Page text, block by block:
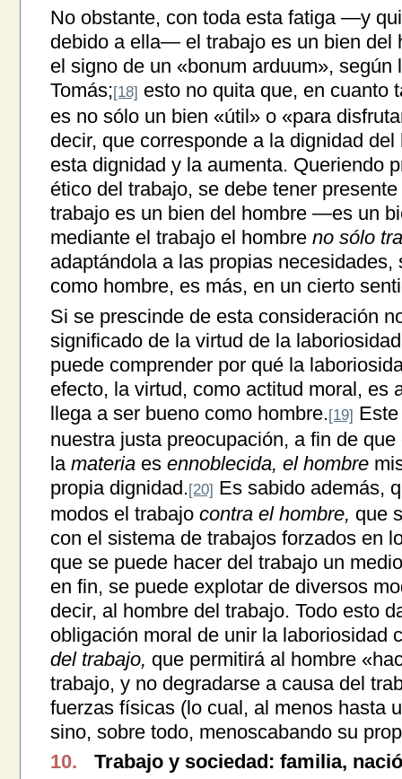
No obstante, con toda esta fatiga —y
debido a ella— el trabajo es un bien del
el signo de un «bonum arduum»,
Tomás;[18] esto no quita que, en cuanto
es no sólo un bien «útil» o «para
decir, que corresponde a la dignidad
esta dignidad y la aumenta. Queriendo
ético del trabajo, se debe tener
trabajo es un bien del hombre —es un
mediante el trabajo el hombre no sólo
adaptándola a las propias
como hombre, es más, en un cierto
Si se prescinde de esta consideración
significado de la virtud de la
puede comprender por qué la
efecto, la virtud, como actitud moral, es
llega a ser bueno como hombre.[19]
nuestra justa preocupación, a fin de
la materiaes ennoblecida, el hombre
propia dignidad.[20] Es sabido además,
modos el trabajo contra el hombre, que
con el sistema de trabajos forzados en
que se puede hacer del trabajo un
en fin, se puede explotar de diversos
decir, al hombre del trabajo. Todo esto
obligación moral de unir la laboriosidad
del trabajo, que permitirá al hombre
trabajo, y no degradarse a causa del
fuerzas físicas (lo cual, al menos hasta
sino, sobre todo, menoscabando su
10.
Trabajo y sociedad: familia,